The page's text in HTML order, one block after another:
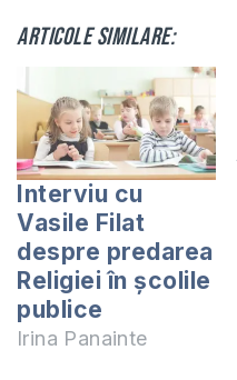
Articole similare:
Interviu cu
Vasile Filat
despre predarea
Religiei în școlile
publice
Irina Panainte